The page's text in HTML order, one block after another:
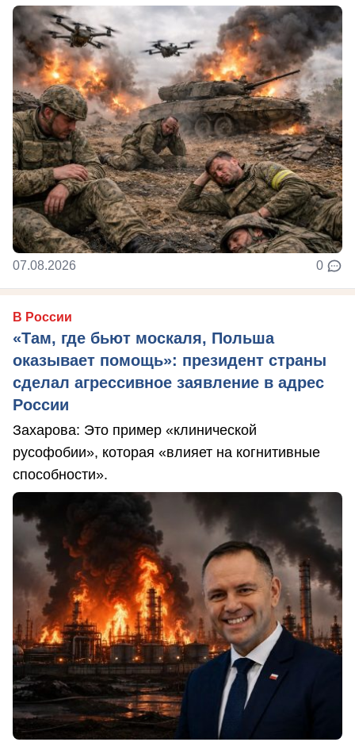
07.08.2026 0
В России
«Там, где бьют москаля, Польша
оказывает помощь»: президент страны
сделал агрессивное заявление в адрес
России
Захарова: Это пример «клинической
русофобии», которая «влияет на когнитивные
способности».